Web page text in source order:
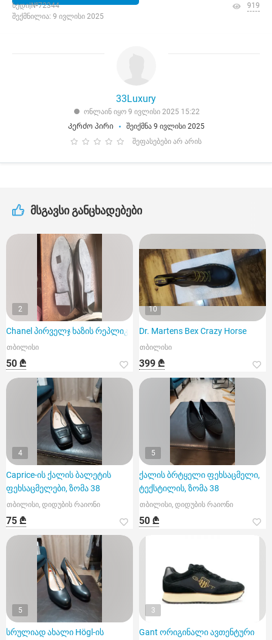
ხედი|№72344
შექმნილია: 9 ივლისი 2025
919
33Luxury
ონლაინ იყო 9 ივლისი 2025 15:22
Კერძო პირი
შეიქმნა 9 ივლისი 2025
შეფასებები არ არის
მსგავსი განცხადებები
2
Chanel პირველჯ ხაზის რეპლიკა
თბილისი
50 ₾
10
Dr. Martens Bex Crazy Horse
თბილისი
399 ₾
4
Caprice-ის ქალის ბალეტის
ფეხსაცმელები, ზომა 38
თბილისი, დიდუბის რაიონი
75 ₾
5
ქალის ბრტყელი ფეხსაცმელი,
ტექსტილის, ზომა 38
თბილისი, დიდუბის რაიონი
50 ₾
5
სრულიად ახალი Högl-ის
3
Gant ორიგინალი ავთენტური